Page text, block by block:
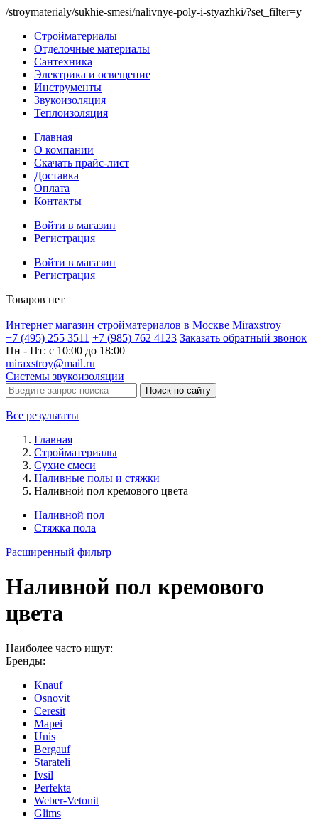
/stroymaterialy/sukhie-smesi/nalivnye-poly-i-styazhki/?set_filter=y
Стройматериалы
Отделочные материалы
Сантехника
Электрика и освещение
Инструменты
Звукоизоляция
Теплоизоляция
Главная
О компании
Скачать прайс-лист
Доставка
Оплата
Контакты
Войти в магазин
Регистрация
Войти в магазин
Регистрация
Товаров нет
Интернет магазин стройматериалов в Москве Miraxstroy
+7 (495) 255 3511 +7 (985) 762 4123 Заказать обратный звонок
Пн - Пт: с 10:00 до 18:00
miraxstroy@mail.ru
Системы звукоизоляции
Поиск по сайту
Все результаты
Главная
Стройматериалы
Сухие смеси
Наливные полы и стяжки
Наливной пол кремового цвета
Наливной пол
Стяжка пола
Расширенный фильтр
Наливной пол кремового
цвета
Наиболее часто ищут:
Бренды:
Knauf
Osnovit
Ceresit
Mapei
Unis
Bergauf
Starateli
Ivsil
Perfekta
Weber-Vetonit
Glims